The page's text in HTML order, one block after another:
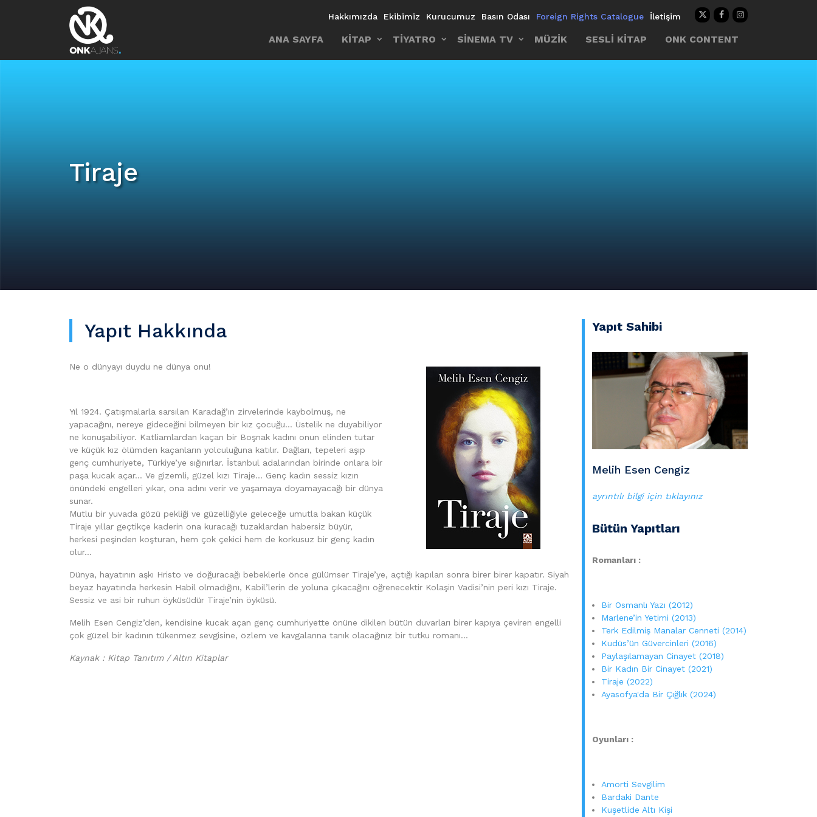
Hakkımızda Ekibimiz Kurucumuz Basın Odası Foreign Rights Catalogue İletişim
ANA SAYFA KİTAP TİYATRO SİNEMA TV MÜZİK SESLİ KİTAP ONK CONTENT
Tiraje
Yapıt Hakkında
Ne o dünyayı duydu ne dünya onu!
Yıl 1924. Çatışmalarla sarsılan Karadağ’ın zirvelerinde kaybolmuş, ne
yapacağını, nereye gideceğini bilmeyen bir kız çocuğu… Üstelik ne duyabiliyor
ne konuşabiliyor. Katliamlardan kaçan bir Boşnak kadını onun elinden tutar
ve küçük kız ölümden kaçanların yolculuğuna katılır. Dağları, tepeleri aşıp
genç cumhuriyete, Türkiye’ye sığınırlar. İstanbul adalarından birinde onlara bir
paşa kucak açar… Ve gizemli, güzel kızı Tiraje… Genç kadın sessiz kızın
önündeki engelleri yıkar, ona adını verir ve yaşamaya doyamayacağı bir dünya
sunar.
Mutlu bir yuvada gözü pekliği ve güzelliğiyle geleceğe umutla bakan küçük
Tiraje yıllar geçtikçe kaderin ona kuracağı tuzaklardan habersiz büyür,
herkesi peşinden koşturan, hem çok çekici hem de korkusuz bir genç kadın
olur…
Dünya, hayatının aşkı Hristo ve doğuracağı bebeklerle önce gülümser Tiraje’ye, açtığı kapıları sonra birer birer kapatır. Siyah
beyaz hayatında herkesin Habil olmadığını, Kabil’lerin de yoluna çıkacağını öğrenecektir Kolaşin Vadisi’nin peri kızı Tiraje.
Sessiz ve asi bir ruhun öyküsüdür Tiraje’nin öyküsü.
Melih Esen Cengiz’den, kendisine kucak açan genç cumhuriyette önüne dikilen bütün duvarları birer kapıya çeviren engelli
çok güzel bir kadının tükenmez sevgisine, özlem ve kavgalarına tanık olacağınız bir tutku romanı…
Kaynak : Kitap Tanıtım / Altın Kitaplar
Yapıt Sahibi
Melih Esen Cengiz
ayrıntılı bilgi için tıklayınız
Bütün Yapıtları
Romanları :
Bir Osmanlı Yazı (2012)
Marlene’in Yetimi (2013)
Terk Edilmiş Manalar Cenneti (2014)
Kudüs’ün Güvercinleri (2016)
Paylaşılamayan Cinayet (2018)
Bir Kadın Bir Cinayet (2021)
Tiraje (2022)
Ayasofya'da Bir Çığlık (2024)
Oyunları :
Amorti Sevgilim
Bardaki Dante
Kuşetlide Altı Kişi